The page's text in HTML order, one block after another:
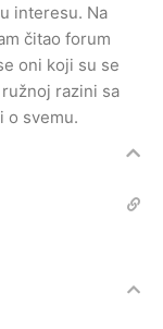
interesu. Na
čitao forum
oni koji su se
razini sa
o svemu.